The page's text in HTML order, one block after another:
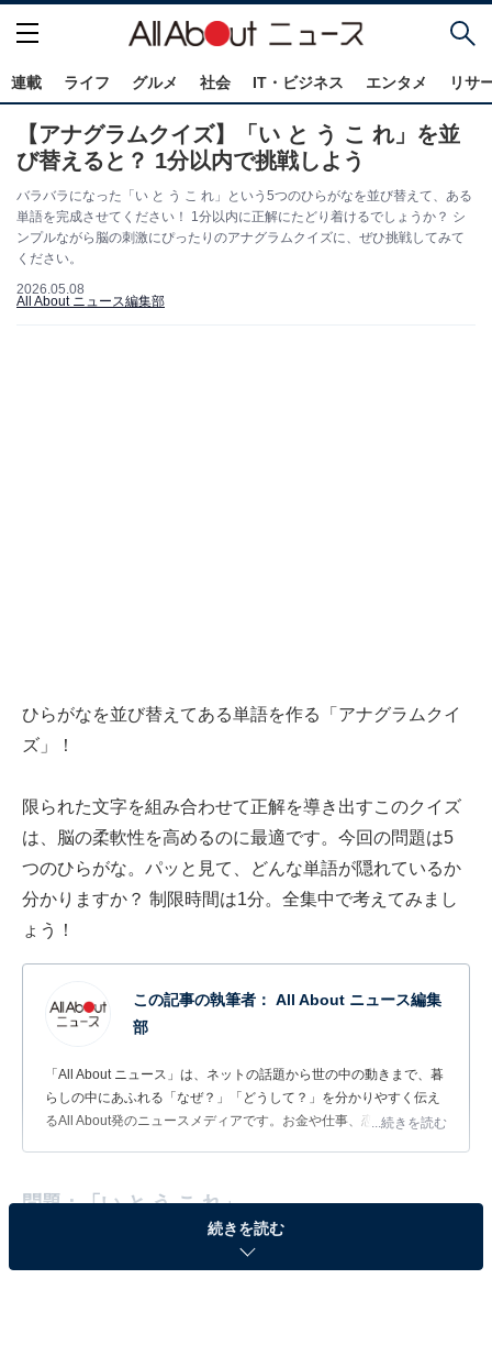
連載 ライフ グルメ 社会 IT・ビジネス エンタメ リサ
【アナグラムクイズ】「い と う こ れ」を並
び替えると？ 1分以内で挑戦しよう
バラバラになった「い と う こ れ」という5つのひらがなを並び替えて、ある
単語を完成させてください！ 1分以内に正解にたどり着けるでしょうか？ シ
ンプルながら脳の刺激にぴったりのアナグラムクイズに、ぜひ挑戦してみて
ください。
2026.05.08
All About ニュース編集部
ひらがなを並び替えてある単語を作る「アナグラムクイ
ズ」！
限られた文字を組み合わせて正解を導き出すこのクイズ
は、脳の柔軟性を高めるのに最適です。今回の問題は5
つのひらがな。パッと見て、どんな単語が隠れているか
分かりますか？ 制限時間は1分。全集中で考えてみまし
ょう！
この記事の執筆者： All About ニュース編集
部
「All About ニュース」は、ネットの話題から世の中の動きまで、暮
らしの中にあふれる「なぜ？」「どうして？」を分かりやすく伝え
るAll About発のニュースメディアです。お金や仕事、恋愛、ITに関
...続きを読む
問題：「い と う こ れ」
続きを読む